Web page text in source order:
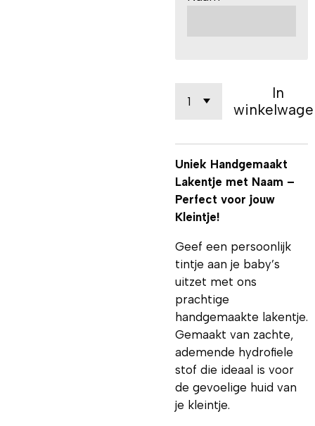
In
Uniek Handgemaakt
Lakentje met Naam –
Perfect voor jouw
Kleintje!
Geef een persoonlijk
tintje aan je baby’s
uitzet met ons
prachtige
handgemaakte lakentje.
Gemaakt van zachte,
ademende hydrofiele
stof die ideaal is voor
de gevoelige huid van
je kleintje.